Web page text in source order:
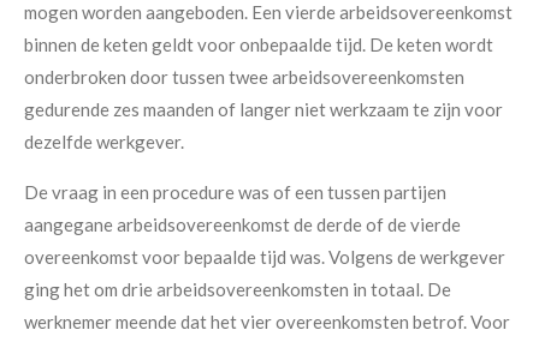
mogen worden aangeboden. Een vierde arbeidsovereenkomst
binnen de keten geldt voor onbepaalde tijd. De keten wordt
onderbroken door tussen twee arbeidsovereenkomsten
gedurende zes maanden of langer niet werkzaam te zijn voor
dezelfde werkgever.
De vraag in een procedure was of een tussen partijen
aangegane arbeidsovereenkomst de derde of de vierde
overeenkomst voor bepaalde tijd was. Volgens de werkgever
ging het om drie arbeidsovereenkomsten in totaal. De
werknemer meende dat het vier overeenkomsten betrof. Voor